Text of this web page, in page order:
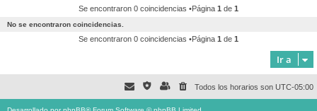
Se encontraron 0 coincidencias •Página 1 de 1
No se encontraron coincidencias.
Se encontraron 0 coincidencias •Página 1 de 1
Ir a
Todos los horarios son UTC-05:00